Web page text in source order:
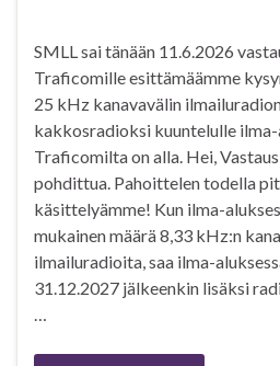
SMLL sai tänään 11.6.2026
Traficomille esittämäämme
25 kHz kanavavälin
kakkosradioksi kuuntelulle ilma-
Traficomilta on alla. Hei,
pohdittua. Pahoittelen todella
käsittelyämme! Kun ilma-
mukainen määrä 8,33 kHz:n
ilmailuradioita, saa ilma-
31.12.2027 jälkeenkin lisäksi
…